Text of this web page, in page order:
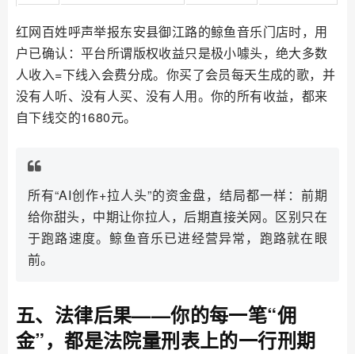
红网百姓呼声举报东安县御江路的鲸鱼音乐门店时，用
户已确认：平台所谓版权收益只是极小噱头，绝大多数
人收入=下线入会费分成。你买了会员每天生成的歌，并
没有人听、没有人买、没有人用。你的所有收益，都来
自下线交的1680元。
所有“AI创作+拉人头”的资金盘，结局都一样：前期
给你甜头，中期让你拉人，后期直接关网。区别只在
于跑路速度。鲸鱼音乐已进经营异常，跑路就在眼
前。
五、法律后果——你的每一笔“佣
金”，都是法院量刑表上的一行刑期